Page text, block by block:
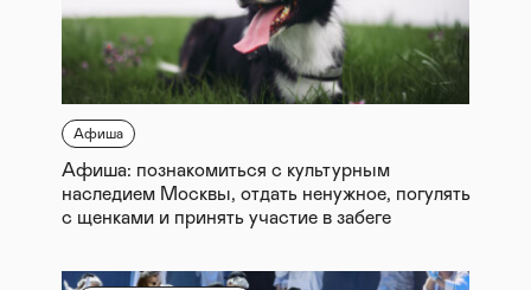
Афиша
Афиша: познакомиться с культурным
наследием Москвы, отдать ненужное, погулять
с щенками и принять участие в забеге